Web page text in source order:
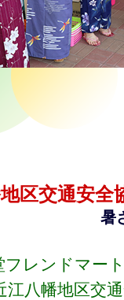
区交通安全
暑
フレンドマー
江八幡地区交